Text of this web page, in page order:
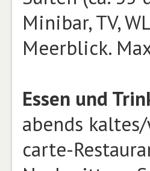
Minibar, TV,
Meerblick.
Essen und
abends
carte-